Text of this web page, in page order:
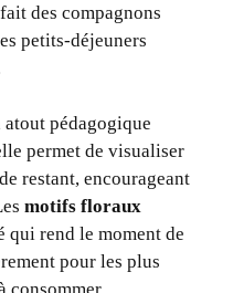
des compagnons
petits-déjeuners
pédagogique
permet de visualiser
restant, encourageant
motifs floraux
qui rend le moment de
pour les plus